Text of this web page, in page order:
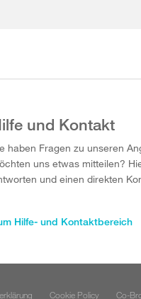
und Kontakt
haben Fragen zu unseren
uns etwas mitteilen?
und einen direkten
Hilfe- und Kontaktbereich
Cookie Policy Co-